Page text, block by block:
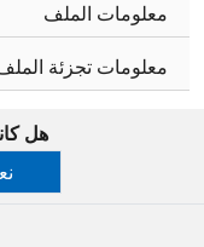
معلومات الملف
معلومات تجزئة
هل